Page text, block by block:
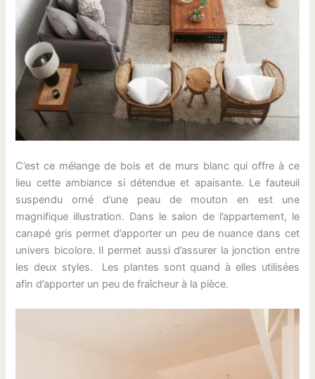
C’est ce mélange de bois et de murs blanc qui offre à ce
lieu cette ambiance si détendue et apaisante. Le fauteuil
suspendu orné d’une peau de mouton en est une
magnifique illustration. Dans le salon de l’appartement, le
canapé gris permet d’apporter un peu de nuance dans cet
univers bicolore. Il permet aussi d’assurer la jonction entre
les deux styles. Les plantes sont quand à elles utilisées
afin d’apporter un peu de fraîcheur à la pièce.